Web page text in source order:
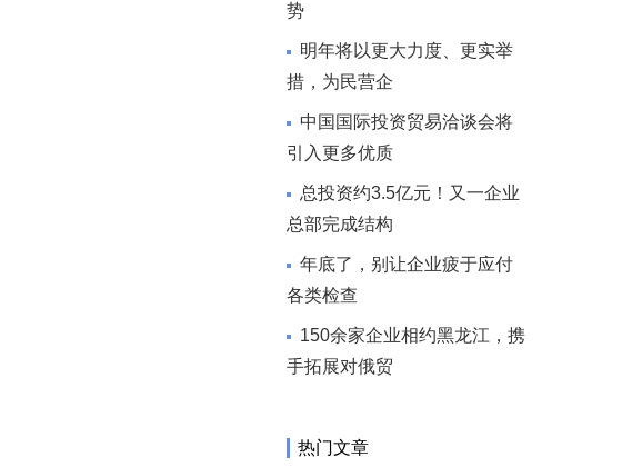
势
明年将以更大力度、更实举
措，为民营企
中国国际投资贸易洽谈会将
引入更多优质
总投资约3.5亿元！又一企业
总部完成结构
年底了，别让企业疲于应付
各类检查
150余家企业相约黑龙江，携
手拓展对俄贸
热门文章